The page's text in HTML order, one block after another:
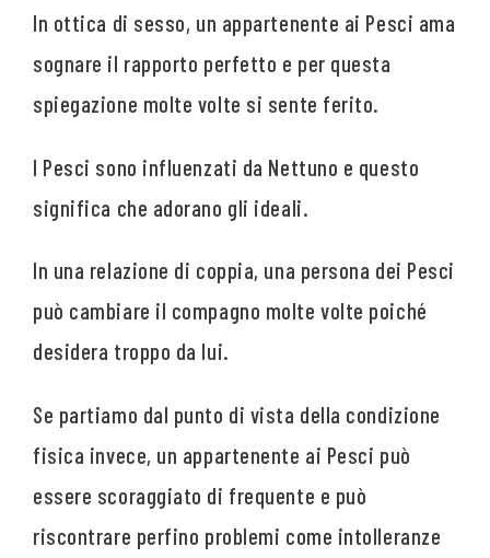
In ottica di sesso, un appartenente ai Pesci ama
sognare il rapporto perfetto e per questa
spiegazione molte volte si sente ferito.
I Pesci sono influenzati da Nettuno e questo
significa che adorano gli ideali.
In una relazione di coppia, una persona dei Pesci
può cambiare il compagno molte volte poiché
desidera troppo da lui.
Se partiamo dal punto di vista della condizione
fisica invece, un appartenente ai Pesci può
essere scoraggiato di frequente e può
riscontrare perfino problemi come intolleranze